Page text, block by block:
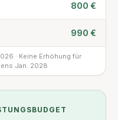
800 €
990 €
· Keine Erhöhung für
Jan. 2028